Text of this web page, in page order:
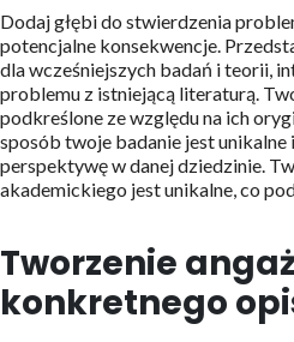
Dodaj głębi do stwierdzenia
potencjalne konsekwencje.
dla wcześniejszych badań i teorii,
problemu z istniejącą literaturą.
podkreślone ze względu na ich
sposób twoje badanie jest
perspektywę w danej dziedzinie.
akademickiego jest unikalne, co
Tworzenie
konkretnego